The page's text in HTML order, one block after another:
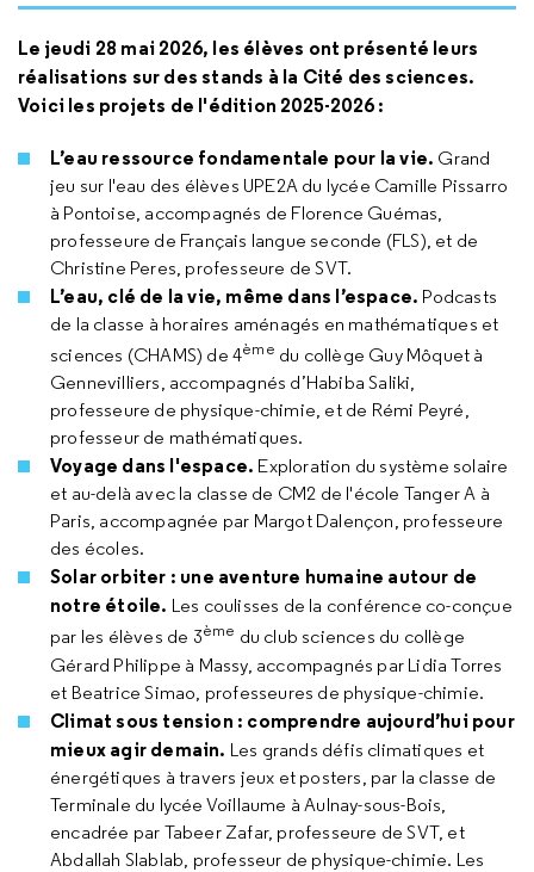
Le jeudi 28 mai 2026, les élèves ont présenté leurs
réalisations sur des stands à la Cité des sciences.
Voici les projets de l'édition 2025-2026 :
L’eau ressource fondamentale pour la vie. Grand
jeu sur l'eau des élèves UPE2A du lycée Camille Pissarro
à Pontoise, accompagnés de Florence Guémas,
professeure de Français langue seconde (FLS), et de
Christine Peres, professeure de SVT.
L’eau, clé de la vie, même dans l’espace. Podcasts
de la classe à horaires aménagés en mathématiques et
sciences (CHAMS) de 4ème du collège Guy Môquet à
Gennevilliers, accompagnés d’Habiba Saliki,
professeure de physique-chimie, et de Rémi Peyré,
professeur de mathématiques.
Voyage dans l'espace. Exploration du système solaire
et au-delà avec la classe de CM2 de l'école Tanger A à
Paris, accompagnée par Margot Dalençon, professeure
des écoles.
Solar orbiter : une aventure humaine autour de
notre étoile. Les coulisses de la conférence co-conçue
par les élèves de 3ème du club sciences du collège
Gérard Philippe à Massy, accompagnés par Lidia Torres
et Beatrice Simao, professeures de physique-chimie.
Climat sous tension : comprendre aujourd’hui pour
mieux agir demain. Les grands défis climatiques et
énergétiques à travers jeux et posters, par la classe de
Terminale du lycée Voillaume à Aulnay-sous-Bois,
encadrée par Tabeer Zafar, professeure de SVT, et
Abdallah Slablab, professeur de physique-chimie. Les